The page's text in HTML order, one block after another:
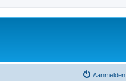
Aanmelden